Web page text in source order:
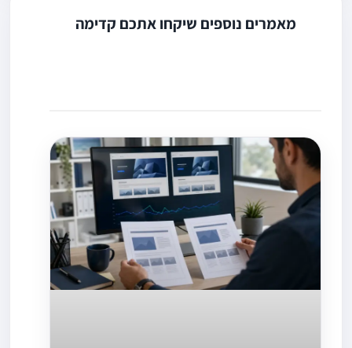
מאמרים נוספים שיקחו אתכם קדימה